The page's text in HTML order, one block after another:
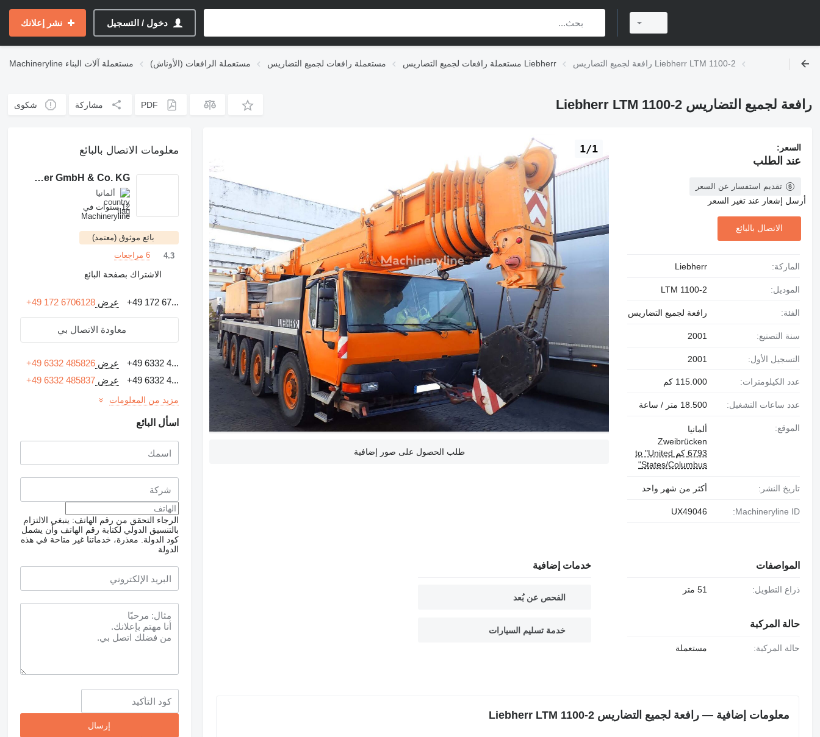
دخول / التسجيل نشر إعلانك
Machineryline مستعملة آلات البناء مستعملة الرافعات (الأوناش) مستعملة رافعات لجميع التضاريس مستعملة رافعات لجميع التضاريس Liebherr رافعة لجميع التضاريس Liebherr LTM 1100-2
رافعة لجميع التضاريس Liebherr LTM 1100-2 PDF مشاركة شكوى
1/1
طلب الحصول على صور إضافية
السعر:
عند الطلب
تقديم استفسار عن السعر
أرسل إشعار عند تغير السعر
الاتصال بالبائع
الماركة: Liebherr
الموديل: LTM 1100-2
الفئة: رافعة لجميع التضاريس
سنة التصنيع: 2001
التسجيل الأول: 2001
عدد الكيلومترات: 115.000 كم
عدد ساعات التشغيل: 18.500 متر / ساعة
الموقع:
ألمانيا
Zweibrücken
6793 كم to "United
States/Columbus"
تاريخ النشر: أكثر من شهر واحد
Machineryline ID:
UX49046
المواصفات
ذراع التطويل: 51 متر
حالة المركبة
حالة المركبة: مستعملة
خدمات إضافية
الفحص عن بُعد
خدمة تسليم السيارات
معلومات إضافية — رافعة لجميع التضاريس Liebherr LTM 1100-2
معلومات الاتصال بالبائع
KranAgentur Werner GmbH & Co. KG
ألمانيا
12 سنوات في
Machineryline
بائع موثوق (معتمد)
4.3
6 مراجعات
الاشتراك بصفحة البائع
+49 172 67... عرض+49 172 6706128
معاودة الاتصال بي
+49 6332 4... عرض+49 6332 485826
+49 6332 4...
عرض+49 6332 485837
مزيد من المعلومات
اسأل البائع
الرجاء التحقق من رقم الهاتف: ينبغي الالتزام
بالتنسيق الدولي لكتابة رقم الهاتف وأن يشمل
كود الدولة.
معذرة، خدماتنا غير متاحة في هذه
الدولة